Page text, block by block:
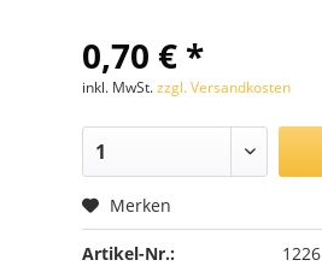
0,70 € *
inkl. MwSt.zzgl. Versandkosten
Merken
Artikel-Nr.: 1226